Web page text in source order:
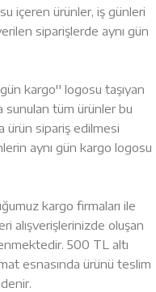
içeren ürünler, iş günleri
siparişlerde aynı gün
kargo'' logosu taşıyan
sunulan tüm ürünler bu
ürün sipariş edilmesi
aynı gün kargo logosu
kargo firmaları ile
alışverişlerinizde oluşan
500 TL altı
esnasında ürünü teslim